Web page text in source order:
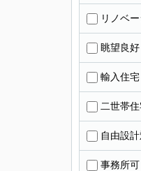
リノベ
眺望良好
輸入住宅
二世帯
自由設
事務所可